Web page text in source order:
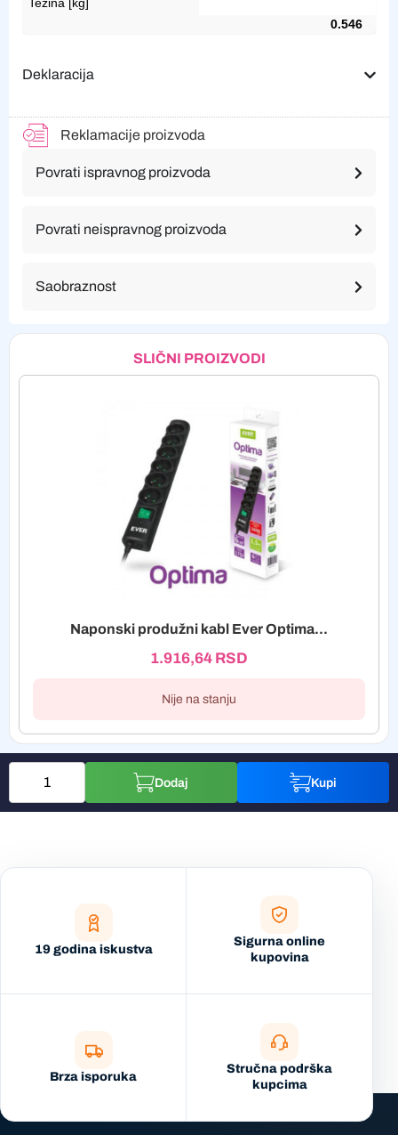
0.546
Deklaracija
Reklamacije proizvoda
Povrati ispravnog proizvoda
Povrati neispravnog proizvoda
Saobraznost
SLIČNI PROIZVODI
Naponski produžni kabl Ever Optima...
1.916,64 RSD
Nije na stanju
Dodaj Kupi
19 godina iskustva
Sigurna online
kupovina
Brza isporuka
Stručna podrška
kupcima